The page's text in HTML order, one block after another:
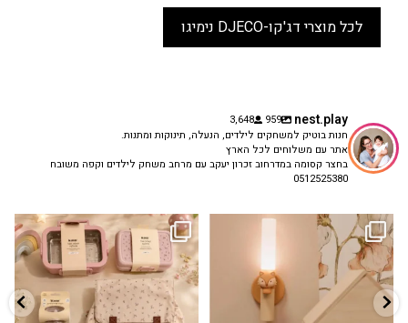
לכל מוצרי דג'קו-DJECO נימיגו
nest.play
959
3,648
חנות בוטיק למשחקים לילדים, הנעלה, תינוקות ומתנות.
אתר עם משלוחים לכל הארץ
בחצר קסומה במדרחוב זכרון יעקב עם מרחב משחק לילדים וקפה משובח
0512525380
✨ חוזרים למסגרת בסטייל! ✨
הקולקציה החדשה...
9 4
גם פריט עיצובי לחדר, גם מנורת לילה
...
3 0